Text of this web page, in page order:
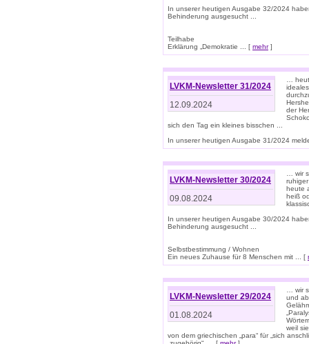
In unserer heutigen Ausgabe 32/2024
Behinderung ausgesucht ...
Teilhabe
Erklärung „Demokratie ... [ mehr]
LVKM-Newsletter 31/2024
12.09.2024
…
der
sich den Tag ein kleines bisschen ...
In unserer heutigen Ausgabe 31/2024
LVKM-Newsletter 30/2024
09.08.2024
… wir
heute
heiß
In unserer heutigen Ausgabe 30/2024
Behinderung ausgesucht ...
Selbstbestimmung / Wohnen
Ein neues Zuhause für 8 Menschen mit ... [
LVKM-Newsletter 29/2024
01.08.2024
… wir
und
weil
von dem griechischen „para“ für „sich